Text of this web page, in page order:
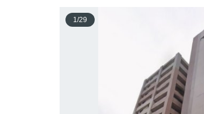
1/29